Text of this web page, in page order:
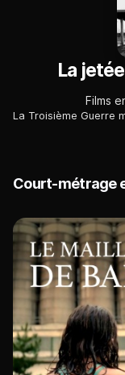
La jetée
Films
Court-métrage